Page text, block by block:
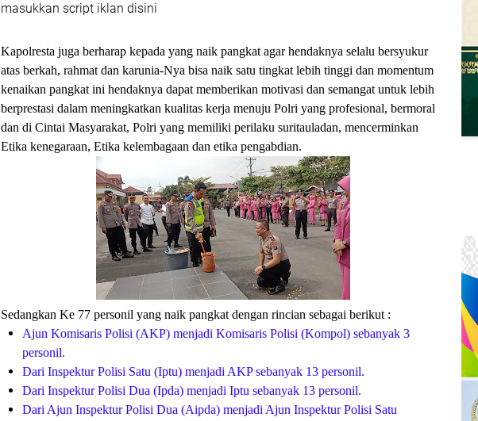
masukkan script iklan disini
Kapolresta juga berharap kepada yang naik pangkat agar hendaknya selalu bersyukur
atas berkah, rahmat dan karunia-Nya bisa naik satu tingkat lebih tinggi dan momentum
kenaikan pangkat ini hendaknya dapat memberikan motivasi dan semangat untuk lebih
berprestasi dalam meningkatkan kualitas kerja menuju Polri yang profesional, bermoral
dan di Cintai Masyarakat, Polri yang memiliki perilaku suritauladan, mencerminkan
Etika kenegaraan, Etika kelembagaan dan etika pengabdian.
Sedangkan Ke 77 personil yang naik pangkat dengan rincian sebagai berikut :
Ajun Komisaris Polisi (AKP) menjadi Komisaris Polisi (Kompol) sebanyak 3
personil.
Dari Inspektur Polisi Satu (Iptu) menjadi AKP sebanyak 13 personil.
Dari Inspektur Polisi Dua (Ipda) menjadi Iptu sebanyak 13 personil.
Dari Ajun Inspektur Polisi Dua (Aipda) menjadi Ajun Inspektur Polisi Satu